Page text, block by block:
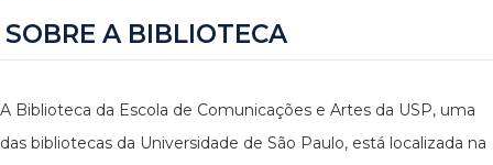
SOBRE A BIBLIOTECA
A Biblioteca da Escola de Comunicações e Artes da USP, uma
das bibliotecas da Universidade de São Paulo, está localizada na